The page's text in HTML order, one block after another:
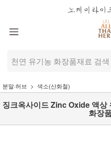
분말·허브 색소(산화철)
징크옥사이드 Zinc Oxide 액
화장